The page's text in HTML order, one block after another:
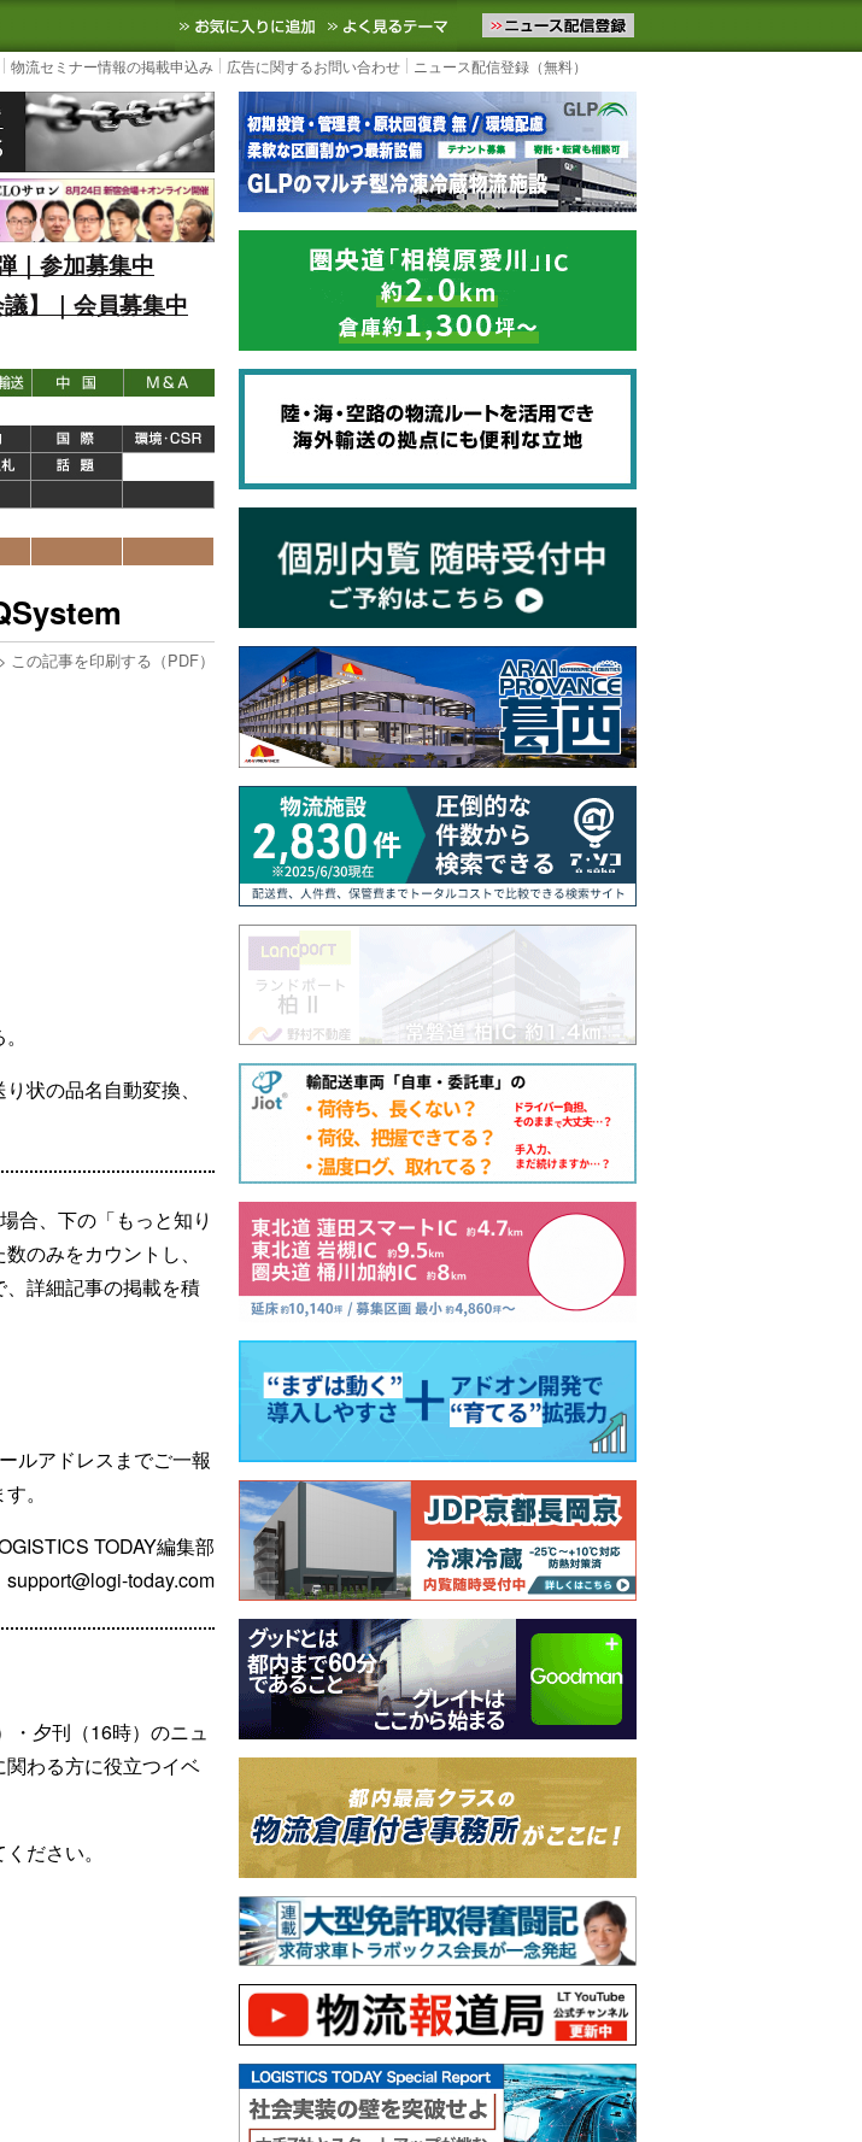
ースサイト
3PL, SCMなど国内外の最新の物流ニュースをお届けします。物流ニュースメール配信を登録す
お気に入りに追加 よく見るテーマ
物流セミナー情報の掲載申込み 広告に関するお問い合わせ ニュース配信登録（無料）
｜参加募集中
】｜会員募集中
この記事を印刷する（PDF）
状の品名自動変換、
合、下の「もっと知り
のみをカウントし、
詳細記事の掲載を積
ルアドレスまでご一報
。
TODAY編集部
support@logi-today.com
・夕刊（16時）のニュ
わる方に役立つイベ
ださい。